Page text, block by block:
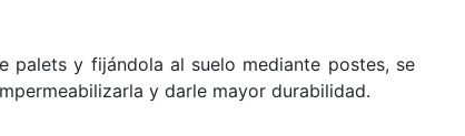
palets y fijándola al suelo mediante postes, se
y darle mayor durabilidad.